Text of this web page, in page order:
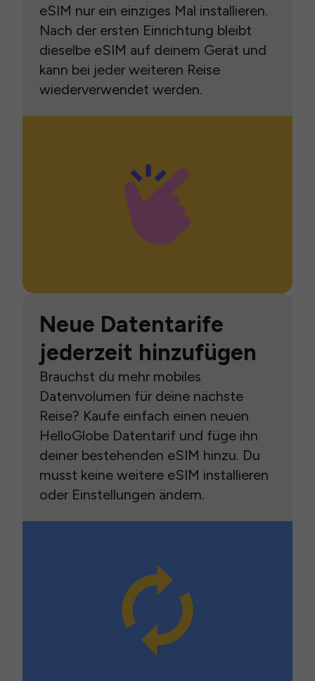
eSIM nur ein einziges Mal installieren.
Nach der ersten Einrichtung bleibt
dieselbe eSIM auf deinem Gerät und
kann bei jeder weiteren Reise
wiederverwendet werden.
Neue Datentarife
jederzeit hinzufügen
Brauchst du mehr mobiles
Datenvolumen für deine nächste
Reise? Kaufe einfach einen neuen
HelloGlobe Datentarif und füge ihn
deiner bestehenden eSIM hinzu. Du
musst keine weitere eSIM installieren
oder Einstellungen ändern.